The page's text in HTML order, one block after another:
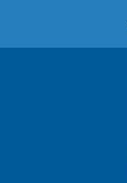
Inhalt
sekundären